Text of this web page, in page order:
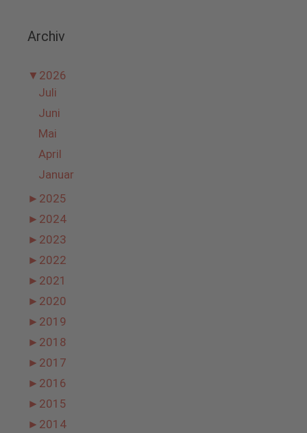
Archiv
▼ 2026
Juli
Juni
Mai
April
Januar
► 2025
► 2024
► 2023
► 2022
► 2021
► 2020
► 2019
► 2018
► 2017
► 2016
► 2015
► 2014